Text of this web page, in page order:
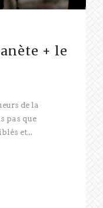
+ le
de la
pas que
et...